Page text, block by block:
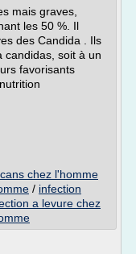
mais graves,
les 50 %. Il
des Candida . Ils
candidas, soit à un
favorisants
chez l'homme
/ infection
a levure chez